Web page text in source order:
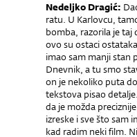
Nedeljko Dragić:
ratu. U Karlovcu,
bomba, razorila je taj
ovo su ostaci
imao sam manji stan
Dnevnik, a tu smo
on je nekoliko puta
tekstova pisao
da je možda
izreske i sve što sam
kad radim neki film.